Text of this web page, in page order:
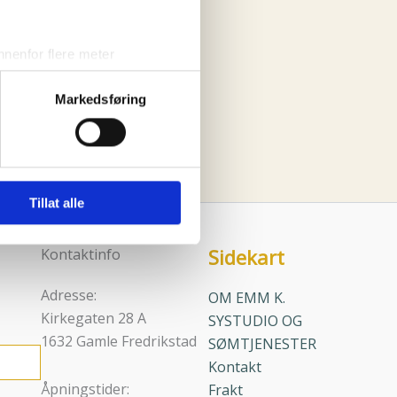
flere meter
hvordan de skal brukes.
mediefunksjoner og for å
partnerne våre innen
du har gjort tilgjengelig for
Markedsføring
Tillat alle
Kontaktinfo
Adresse:
Kirkegaten 28 A
1632 Gamle Fredrikstad
Åpningstider:
Sidekart
OM EMM K.
SYSTUDIO OG
SØMTJENESTER
Kontakt
Frakt